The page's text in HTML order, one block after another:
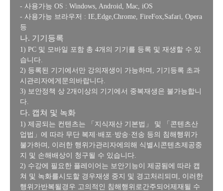
- 사용가능 OS : Windows, Android, Mac, iOS
- 사용가능 브라우저 : IE,Edge,Chrome, FireFox,Safari, Opera
등
나. 기기등록
1) PC 및 모바일 포함 총 4개의 기기를 등록 및 재생할 수 있
습니다.
2) 등록된 기기에서만 강의재생이 가능하며, 기기등록 초과
시관리자에게문의바랍니다.
3) 보안정책 상 2개이상의 기기에서 중복재생은 불가능합니
다.
다. 캡쳐 및 녹화
1) 제공되는 컨텐츠는 「지식재산 기본법」 및 「콘텐츠산
업법」에 따라 무단 복제·배포·방송·전송 등의 침해행위가
불가하며, 이러한 행위가관리자에의해 식별시콘텐츠제공중
지 및 손해배상이 청구될 수 있습니다.
2) 수강에 필요한 플레이어는 보안기능이 제공됨에 따라 캡
쳐 및 녹화를시도할 경우재생 중지 및 경고처리되며, 이러한
행위가반복될경우 고의적인 침해행위로간주되어제재될 수